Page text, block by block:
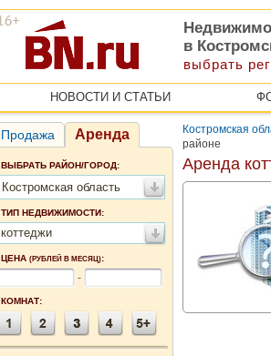
в
выбрать
НОВОСТИ И СТАТЬИ
Продажа Аренда
ВЫБРАТЬ РАЙОН/ГОРОД:
Костромская область
ТИП НЕДВИЖИМОСТИ:
коттеджи
ЦЕНА (РУБЛЕЙ В МЕСЯЦ):
-
КОМНАТ:
Костромская
районе
Аренда